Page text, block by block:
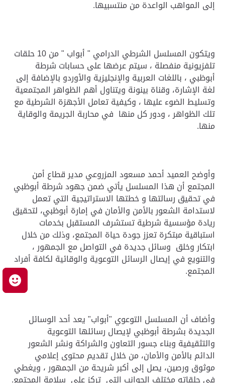
إلى المواهب الواعدة من منتسبيها.
ويتكون المسلسل الشرطي الدرامي " أبواب " من 10 حلقات
تلفزيونية منفصلة ، سيتم عرضها على حسابات شرطة
أبوظبي ، باللغات العربية والإنجليزية والأوردو بالإضافة إلى
لغة الإشارة، وقناة بينونة ويتناول أهم الظواهر المجتمعية
وتسليط الضوء عليها ، وكيفية تعامل الأجهزة الشرطية مع
تلك الظواهر ، ودور كل منها في محاربة الجريمة والوقاية
منها.
وأوضح العميد أحمد مسعود المزروعي مدير قطاع أمن
المجتمع أن هذا المسلسل يأتي ضمن جهود شرطة أبوظبي
في تحقيق رسالتها و خطتها الاستراتيجية التي تعمل
لاستدامة الشعور بالأمن والأمان في إمارة أبوظبي، لتحقيق
ريادة مؤسسية شرطية تستشرف المستقبل بخدمات
استباقية مبتكرة تعزز جودة حياة المجتمع، وذلك من خلال
ابتكار وخلق وسائل جديدة في التواصل مع الجمهور ،
والتنويع في إيصال الرسائل التوعوية والوقائية لكافة أفراد
المجتمع.
وأضاف أن المسلسل التوعوي "أبواب" يعد أحد الوسائل
الجديدة بشرطة أبوظبي لإيصال رسائلها التوعوية
والتثقيفية وبناء جسور التعاون والشراكة ونشر الشعور
الدائم بالأمن والأمان، من خلال تقديم محتوى إعلامي
موثوق ورصين، يصل إلى أكبر شريحة من الجمهور ، ويغطي
في حلقاته مختلف الجوانب التي تركز على سلامة المجتمع.